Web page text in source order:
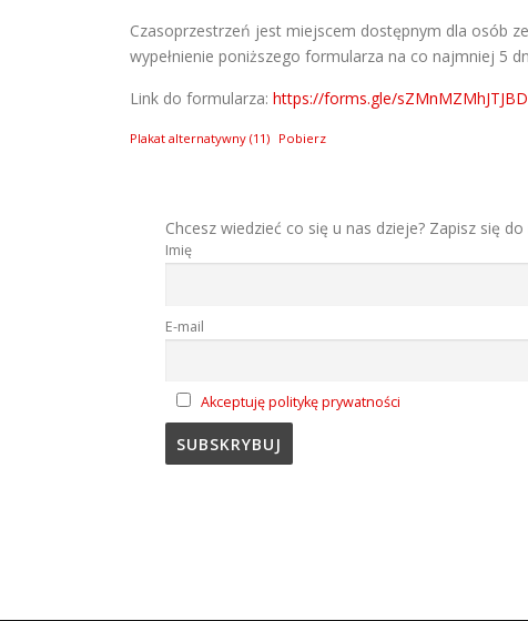
Czasoprzestrzeń jest miejscem dostępnym dla osób
wypełnienie poniższego formularza na co najmniej 5
Link do formularza: https://forms.gle/
Plakat alternatywny (11) Pobierz
Chcesz wiedzieć co się u nas dzieje? Zapisz się
Imię
E-mail
Akceptuję politykę prywatności